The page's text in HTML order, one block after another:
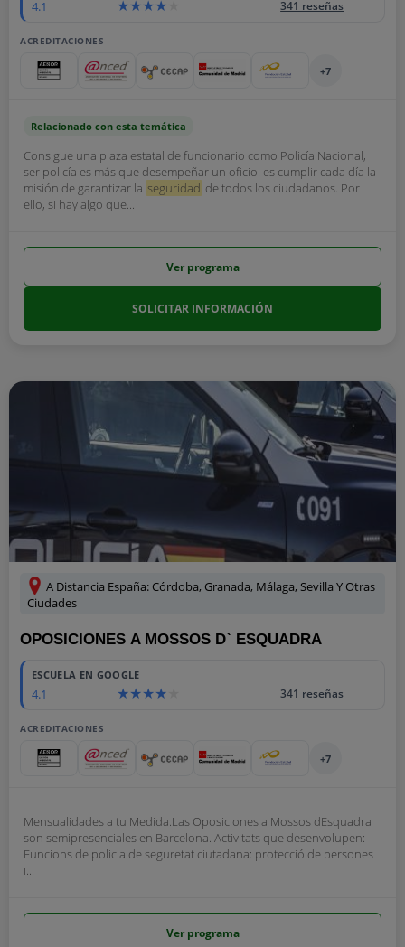
4.1 341 reseñas
ACREDITACIONES
+7
Relacionado con esta temática
Consigue una plaza estatal de funcionario como Policía Nacional,
ser policía es más que desempeñar un oficio: es cumplir cada día la
misión de garantizar la seguridad de todos los ciudadanos. Por
ello, si hay algo que...
Ver programa
SOLICITAR INFORMACIÓN
A Distancia España: Córdoba, Granada, Málaga, Sevilla Y Otras
Ciudades
OPOSICIONES A MOSSOS D` ESQUADRA
ESCUELA EN GOOGLE
4.1 341 reseñas
ACREDITACIONES
+7
Mensualidades a tu Medida.Las Oposiciones a Mossos dEsquadra
son semipresenciales en Barcelona. Activitats que desenvolupen:-
Funcions de policia de seguretat ciutadana: protecció de persones
i...
Ver programa